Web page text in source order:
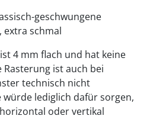
geschwungene
extra schmal
4 mm flach und hat keine
Rasterung ist auch bei
technisch nicht
würde lediglich dafür sorgen,
oder vertikal